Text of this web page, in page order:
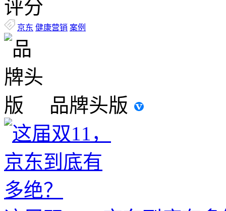
评分
京东 健康营销 案例
品牌头版